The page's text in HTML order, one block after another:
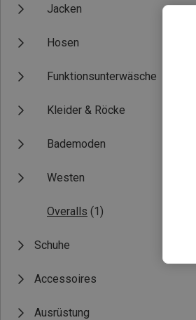
Jacken
Hosen
Funktionsunterwäsche
Kleider & Röcke
Bademoden
Westen
Overalls (1)
Schuhe
Accessoires
Ausrüstung